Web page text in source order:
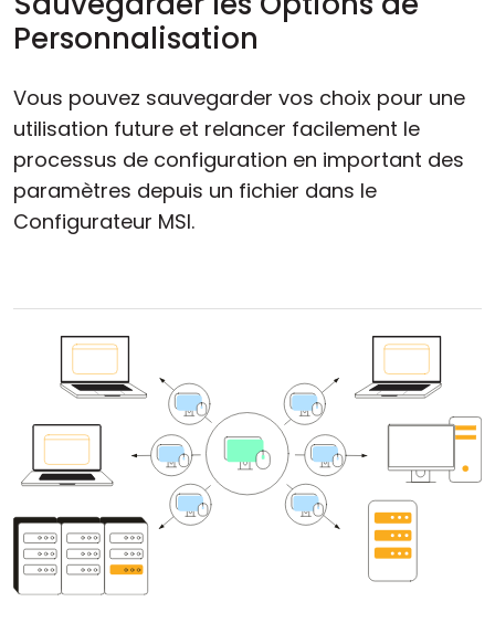
Personnalisation
Vous pouvez sauvegarder vos choix pour une
utilisation future et relancer facilement le
processus de configuration en important des
paramètres depuis un fichier dans le
Configurateur MSI.